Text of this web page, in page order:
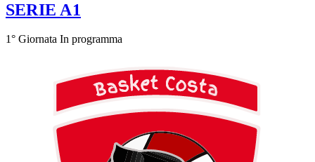
SERIE A1
1° Giornata In programma